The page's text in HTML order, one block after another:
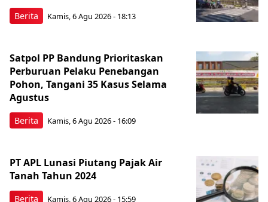
Berita Kamis, 6 Agu 2026 - 18:13
Berita
Satpol PP Bandung Prioritaskan
Perburuan Pelaku Penebangan
Pohon, Tangani 35 Kasus Selama
Agustus
Kamis, 6 Agu 2026 - 16:09
Berita
PT APL Lunasi Piutang Pajak Air
Tanah Tahun 2024
Kamis, 6 Agu 2026 - 15:59